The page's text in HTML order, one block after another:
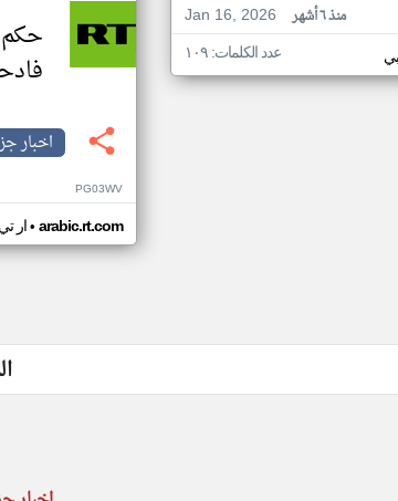
Jan 16, 2026
منذ ٦ أشهر
عدد الكلمات: ١٠٩
حكم
اخبار
PG03WV
ار• arabic.rt.com